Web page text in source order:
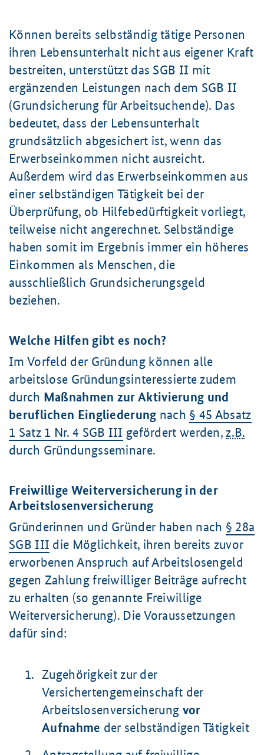
Können bereits selbständig tätige Personen
ihren Lebensunterhalt nicht aus eigener Kraft
bestreiten, unterstützt das SGB II mit
ergänzenden Leistungen nach dem SGB II
(Grundsicherung für Arbeitsuchende). Das
bedeutet, dass der Lebensunterhalt
grundsätzlich abgesichert ist, wenn das
Erwerbsein­kommen nicht ausreicht.
Außerdem wird das Erwerbseinkommen aus
einer selbständigen Tätigkeit bei der
Überprüfung, ob Hilfebedürftigkeit vorliegt,
teilweise nicht angerechnet. Selbständige
haben somit im Ergebnis immer ein höheres
Einkommen als Menschen, die
ausschließlich Grundsicherungsgeld
beziehen.
Welche Hilfen gibt es noch?
Im Vorfeld der Gründung können alle
arbeitslose Gründungsinteressierte zudem
durch Maßnahmen zur Aktivierung und
beruflichen Eingliederung nach § 45 Absatz
1 Satz 1 Nr. 4 SGB III gefördert werden,z.B.
durch Gründungsseminare.
Freiwillige Weiterversicherung in der
Arbeitslosenversicherung
Gründerinnen und Gründer haben nach § 28a
SGB III die Möglichkeit, ihren bereits zuvor
erworbenen Anspruch auf Arbeitslosengeld
gegen Zahlung freiwilliger Beiträge aufrecht
zu erhalten (so genannte Freiwillige
Weiterversicherung). Die Voraussetzungen
dafür sind:
Zugehörigkeit zur der
Versichertengemeinschaft der
Arbeitslosenversicherung vor
Aufnahme der selbständigen Tätigkeit